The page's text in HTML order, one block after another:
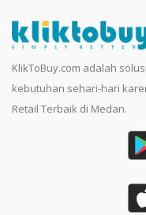
KlikToBuy.com adalah
kebutuhan sehari-hari
Retail Terbaik di Medan.